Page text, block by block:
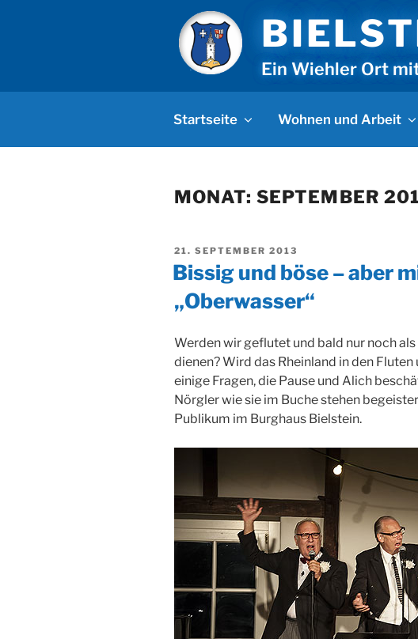
Ein Wiehler Ort
Startseite Wohnen und Arbeit
MONAT: SEPTEMBER
VERÖFFENTLICHT
AM
21. SEPTEMBER 2013
Bissig und böse – aber
„Oberwasser“
Werden wir geflutet und bald nur noch
dienen? Wird das Rheinland in den
einige Fragen, die Pause und Alich
Nörgler wie sie im Buche stehen
Publikum im Burghaus Bielstein.